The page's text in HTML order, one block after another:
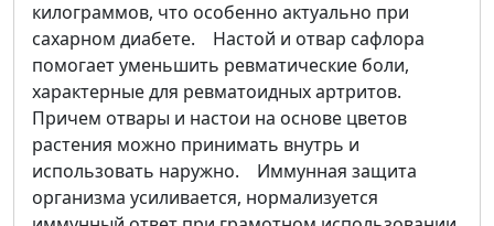
килограммов, что особенно актуально при
сахарном диабете. Настой и отвар сафлора
помогает уменьшить ревматические боли,
характерные для ревматоидных артритов.
Причем отвары и настои на основе цветов
растения можно принимать внутрь и
использовать наружно. Иммунная защита
организма усиливается, нормализуется